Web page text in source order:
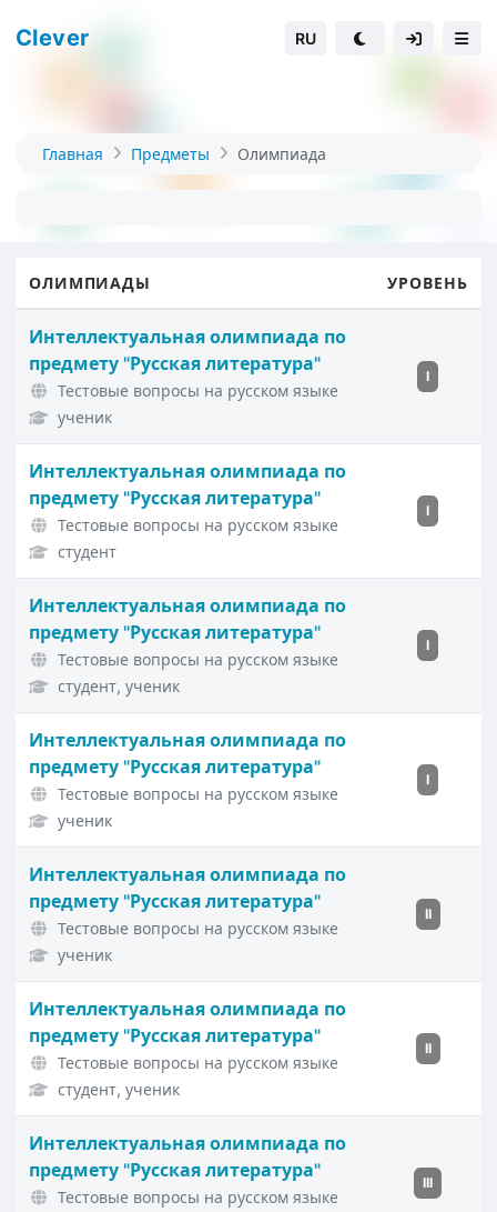
Clever RU
Главная Предметы Олимпиада
ОЛИМПИАДЫ УРОВЕНЬ
Интеллектуальная олимпиада по
предмету "Русская литература"
Тестовые вопросы на русском языке
ученик
I
Интеллектуальная олимпиада по
предмету "Русская литература"
Тестовые вопросы на русском языке
студент
I
Интеллектуальная олимпиада по
предмету "Русская литература"
Тестовые вопросы на русском языке
студент, ученик
I
Интеллектуальная олимпиада по
предмету "Русская литература"
Тестовые вопросы на русском языке
ученик
I
Интеллектуальная олимпиада по
предмету "Русская литература"
Тестовые вопросы на русском языке
ученик
II
Интеллектуальная олимпиада по
предмету "Русская литература"
Тестовые вопросы на русском языке
студент, ученик
II
Интеллектуальная олимпиада по
предмету "Русская литература"
Тестовые вопросы на русском языке
III